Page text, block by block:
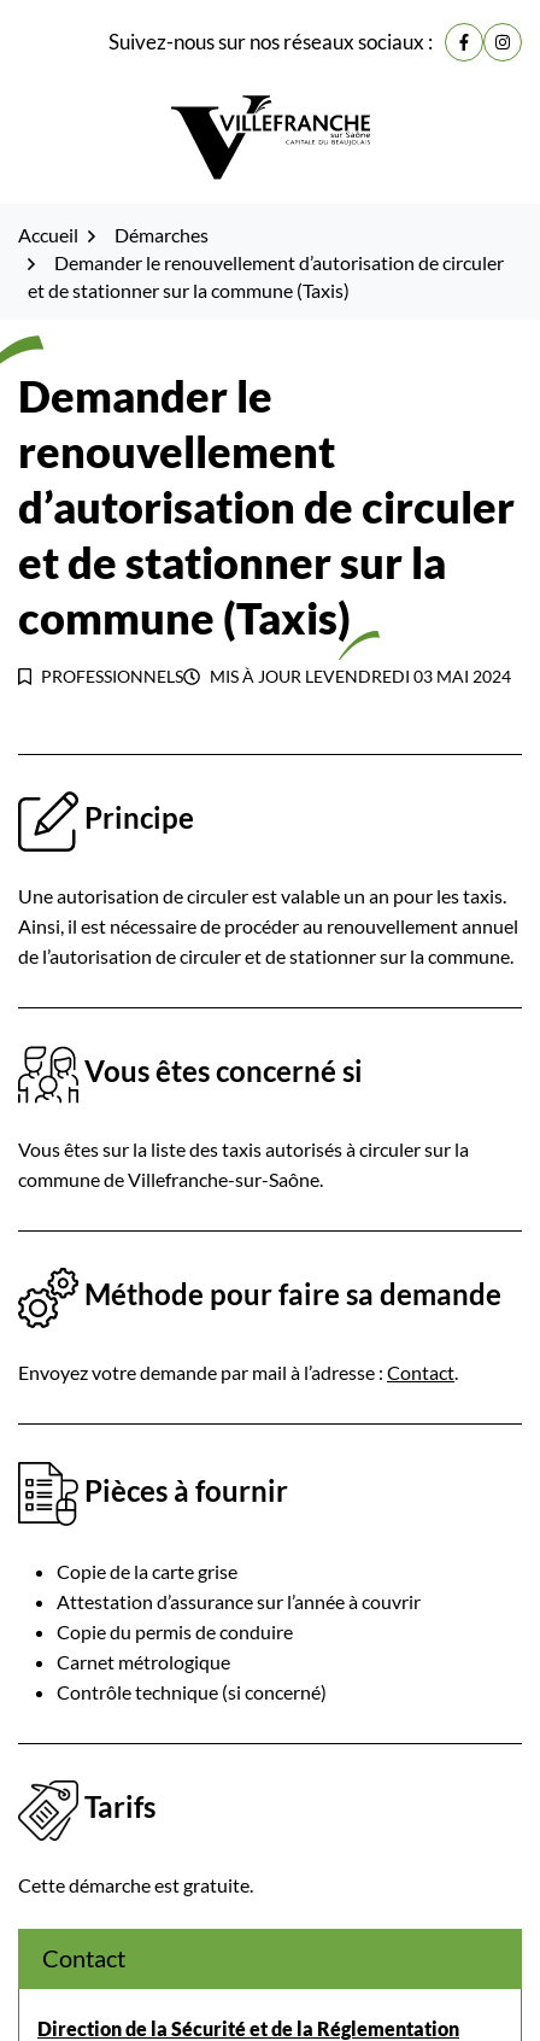
Suivez-nous sur nos réseaux sociaux : Lien vers
Lien
Accueil
Démarches
Demander le renouvellement d’autorisation de circuler
et de stationner sur la commune (Taxis)
Demander le
renouvellement
d’autorisation de circuler
et de stationner sur la
commune (Taxis)
PROFESSIONNELS MIS À JOUR LEVENDREDI 03 MAI 2024
Principe
Une autorisation de circuler est valable un an pour les taxis.
Ainsi, il est nécessaire de procéder au renouvellement annuel
de l’autorisation de circuler et de stationner sur la commune.
Vous êtes concerné si
Vous êtes sur la liste des taxis autorisés à circuler sur la
commune de Villefranche-sur-Saône.
Méthode pour faire sa demande
Envoyez votre demande par mail à l’adresse : Contact.
Pièces à fournir
Copie de la carte grise
Attestation d’assurance sur l’année à couvrir
Copie du permis de conduire
Carnet métrologique
Contrôle technique (si concerné)
Tarifs
Cette démarche est gratuite.
Contact
Direction de la Sécurité et de la Réglementation